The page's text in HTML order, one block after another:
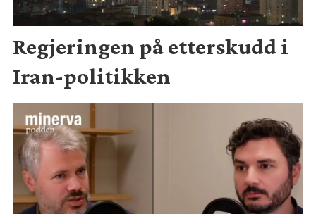
Regjeringen på etterskudd i
Iran-politikken